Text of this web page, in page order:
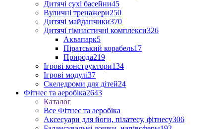
Дитячі сухі басейни45
Вуличні тренажери250
Дитячі майданчики370
Дитячі гімнастичні комплекси326
Аквапарк5
Піратський корабель17
Природа219
Ігрові конструктори134
Ігрові модулі37
Скеледроми для дітей24
Фітнес та аеробіка2643
Каталог
Все Фітнес та аеробіка
Аксесуари для йоги, пілатесу, фітнесу306